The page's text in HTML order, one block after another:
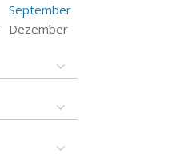
September
Dezember